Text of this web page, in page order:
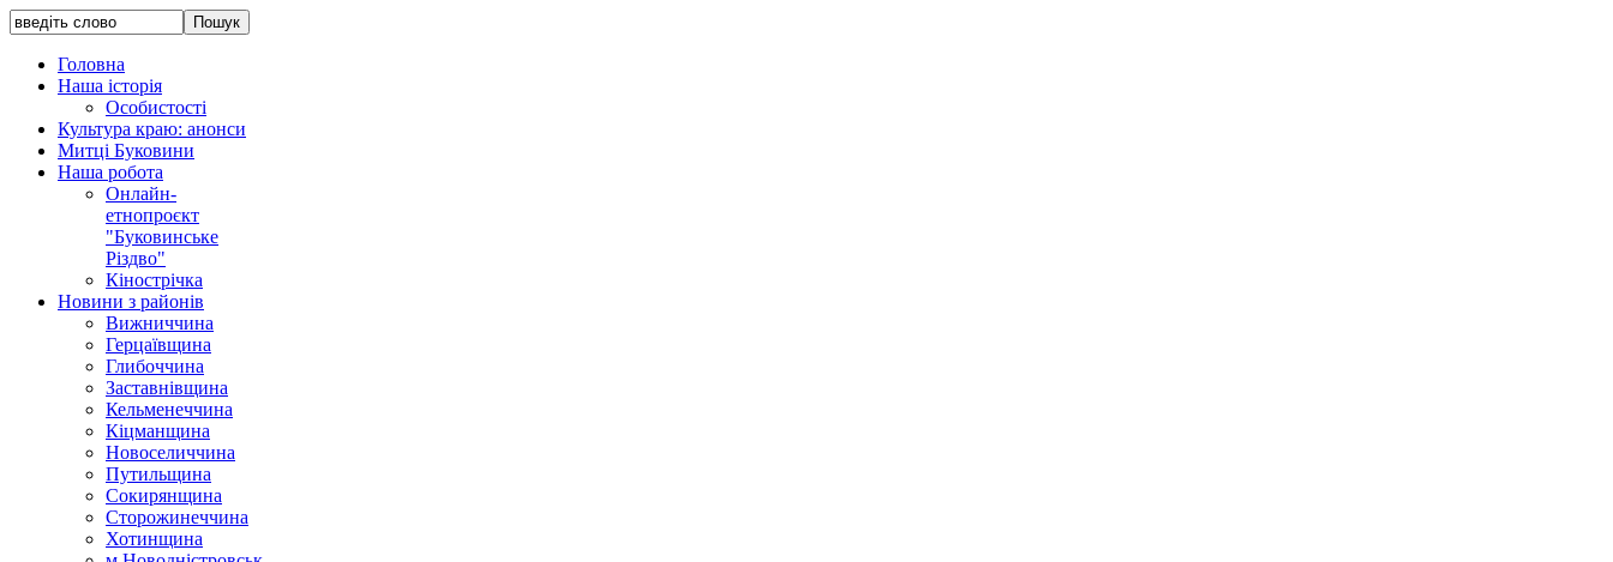
Головна
Наша історія
Особистості
Культура краю: анонси
Митці Буковини
Наша робота
Онлайн-
етнопроєкт
"Буковинське
Різдво"
Кінострічка
Новини з районів
Вижниччина
Герцаївщина
Глибоччина
Заставнівщина
Кельменеччина
Кіцманщина
Новоселиччина
Путильщина
Сокирянщина
Сторожинеччина
Хотинщина